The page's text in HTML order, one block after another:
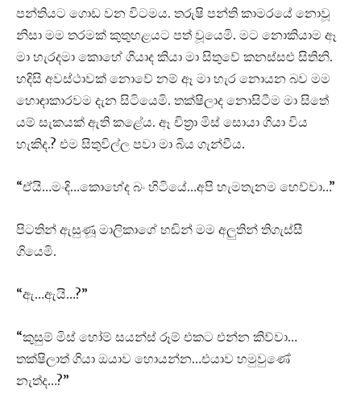
පන්තියට ගොඩ වන විටමය. තරුෂි පන්ති කාමරයේ නොවූ
නිසා මම තරමක් කුතුහළයට පත් වූයෙමි. මට නොකියාම ඈ
මා හැරදමා කොහේ ගියාද කියා මා සිතුවේ කනස්සළු සිතිනි.
හදිසි අවස්ථාවක් නොවේ නම් ඈ මා හැර නොයන බව මම
හොඳාකාරවම දැන සිටියෙමි. තක්ෂිලාද නොසිටීම මා සිතේ
යම් සැකයක් ඇති කළේය. ඈ චිත්‍රා මිස් සොයා ගියා විය
හැකිද.? එම සිතුවිල්ල පවා මා බිය ගැන්වීය.
“ඒයි…මංදි…කොහේද බං හිටියේ…අපි හැමතැනම හෙව්වා…”
පිටතින් ඇසුණූ මාලිකාගේ හඬින් මම අලුතින් තිගැස්සී
ගියෙමි.
“ඇ…ඇයි…?”
“කුසුම් මිස් හෝම් සයන්ස් රූම් එකට එන්න කිව්වා…
තක්ෂිලාත් ගියා ඔයාව හොයන්න…එයාව හමුවුණේ
නැත්ද…?”